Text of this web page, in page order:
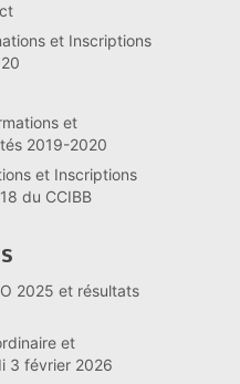
et Inscriptions
et
2019-2020
et Inscriptions
du CCIBB
2025 et résultats
et
3 février 2026